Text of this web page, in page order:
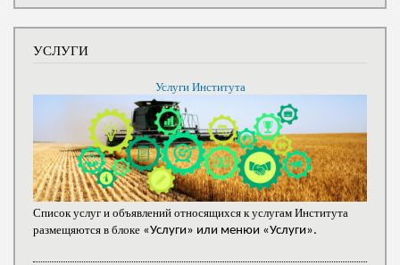
УСЛУГИ
Услуги Института
Список услуг и объявлений относящихся к услугам Института
размещяются в блоке «Услуги» или менюи «Услуги».